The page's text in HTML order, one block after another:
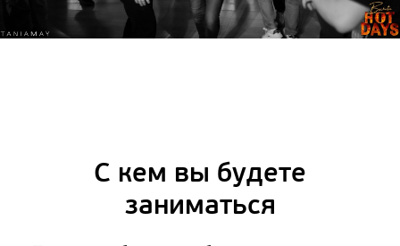
С кем вы будете
заниматься